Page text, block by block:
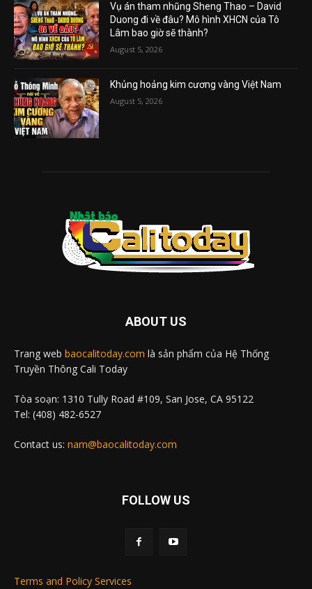
Vụ án tham nhũng Sheng Thao – David
Duong đi về đâu? Mô hình XHCN của Tô
Lâm bao giờ sẽ thành?
August 5, 2026
Khủng hoảng kim cương vàng Việt Nam
August 5, 2026
ABOUT US
Trang web baocalitoday.com là sản phẩm của Hệ Thống
Truyền Thông Cali Today
Tòa soạn: 1310 Tully Road #109, San Jose, CA 95122
Tel: (408) 482-6527
Contact us: nam@baocalitoday.com
FOLLOW US
Terms and Policy Services